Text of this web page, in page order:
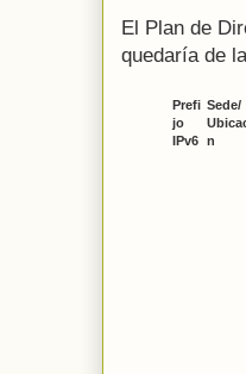
El Plan de
quedaría de
Prefi
jo
IPv6
Sede/
n